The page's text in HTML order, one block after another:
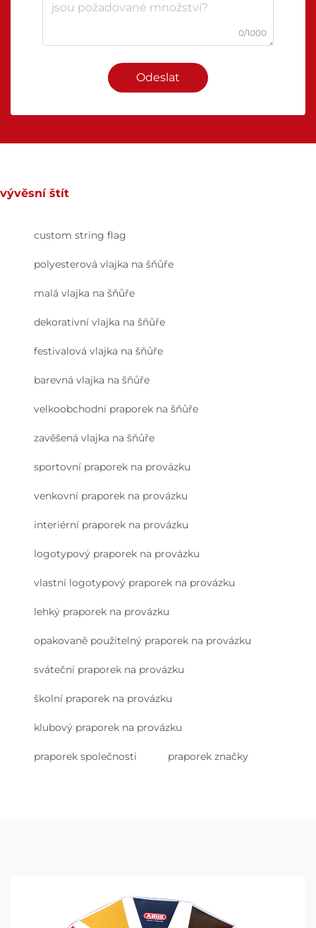
0/1000
Odeslat
vývěsní štít
custom string flag
polyesterová vlajka na šňůře
malá vlajka na šňůře
dekorativní vlajka na šňůře
festivalová vlajka na šňůře
barevná vlajka na šňůře
velkoobchodní praporek na šňůře
zavěšená vlajka na šňůře
sportovní praporek na provázku
venkovní praporek na provázku
interiérní praporek na provázku
logotypový praporek na provázku
vlastní logotypový praporek na provázku
lehký praporek na provázku
opakovaně použitelný praporek na provázku
sváteční praporek na provázku
školní praporek na provázku
klubový praporek na provázku
praporek společnosti praporek značky